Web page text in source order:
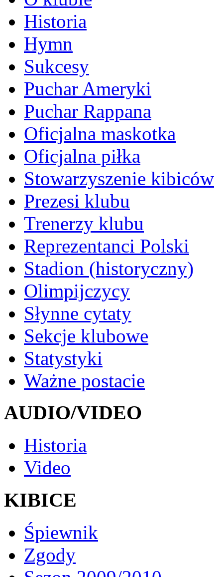
Historia
Hymn
Sukcesy
Puchar Ameryki
Puchar Rappana
Oficjalna maskotka
Oficjalna piłka
Stowarzyszenie kibiców
Prezesi klubu
Trenerzy klubu
Reprezentanci Polski
Stadion (historyczny)
Olimpijczycy
Słynne cytaty
Sekcje klubowe
Statystyki
Ważne postacie
AUDIO/VIDEO
Historia
Video
KIBICE
Śpiewnik
Zgody